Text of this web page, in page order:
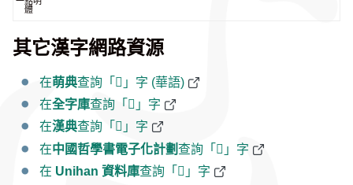
體
其它漢字網路資源
在萌典查詢「𤽆」字 (華語)
在全字庫查詢「𤽆」字
在漢典查詢「𤽆」字
在中國哲學書電子化計劃查詢「𤽆」字
在 Unihan 資料庫查詢「𤽆」字